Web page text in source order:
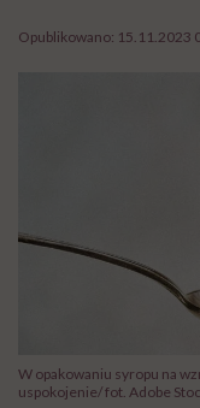
Opublikowano: 15.11.2023
W opakowaniu syropu na
uspokojenie/ fot. Adobe